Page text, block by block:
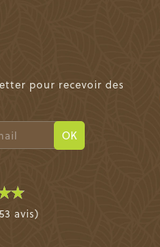
pour recevoir des
OK
avis)